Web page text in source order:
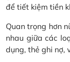
để tiết kiệm tiền
Quan trọng hơn
nhau giữa các
dụng, thẻ ghi nợ,